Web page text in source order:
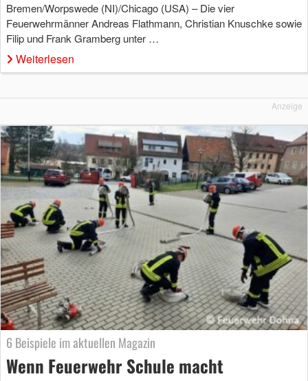
Bremen/Worpswede (NI)/Chicago (USA) – Die vier
Feuerwehrmänner Andreas Flathmann, Christian Knuschke sowie
Filip und Frank Gramberg unter …
Weiterlesen
Anzeige
6 Beispiele im aktuellen Magazin
Wenn Feuerwehr Schule macht